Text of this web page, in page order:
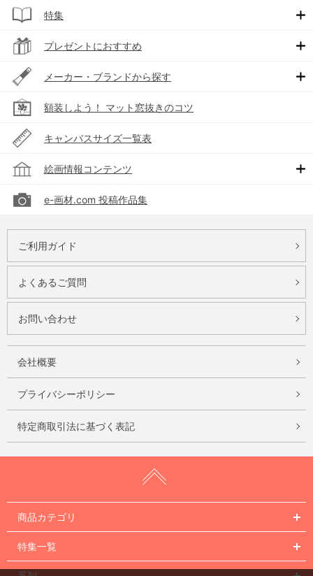
特集
プレゼントにおすすめ
メーカー・ブランドから探す
額装しよう！ マット窓抜きのコツ
キャンバスサイズ一覧表
絵画情報コンテンツ
e-画材.com 投稿作品集
ご利用ガイド
よくあるご質問
お問い合わせ
会社概要
プライバシーポリシー
特定商取引法に基づく表記
商品カテゴリ
特集一覧